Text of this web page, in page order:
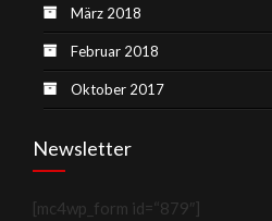
März 2018
Februar 2018
Oktober 2017
Newsletter
[mc4wp_form id=“879″]